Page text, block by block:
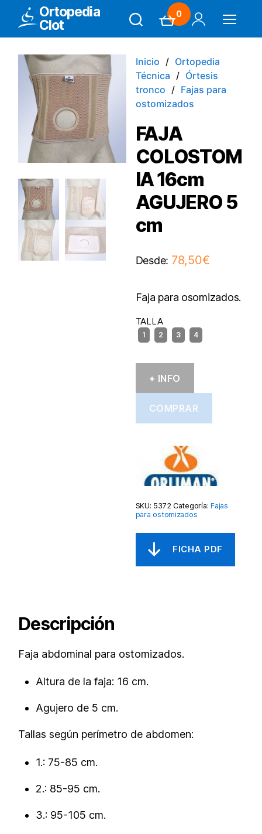
Ortopedia
Clot
0
Inicio
Ortopedia
Técnica
Órtesis
tronco
Fajas para
ostomizados
FAJA
COLOSTOM
IA 16cm
AGUJERO 5
cm
Desde: 78,50€
Faja para osomizados.
TALLA
+ INFO
COMPRAR
SKU: 5372 Categoría:Fajas
para ostomizados
Descripción
Faja abdominal para ostomizados.
Altura de la faja: 16 cm.
Agujero de 5 cm.
Tallas según perímetro de abdomen:
1.: 75-85 cm.
2.: 85-95 cm.
3.: 95-105 cm.